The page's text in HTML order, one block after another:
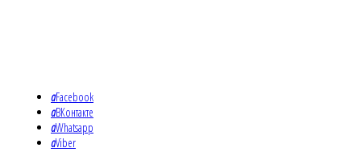
aFacebook
aВКонтакте
aWhatsapp
aViber